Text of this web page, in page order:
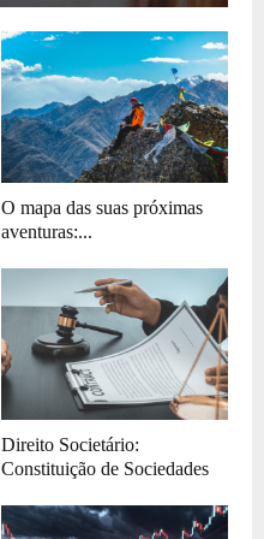
O mapa das suas próximas
aventuras:...
Direito Societário:
Constituição de Sociedades